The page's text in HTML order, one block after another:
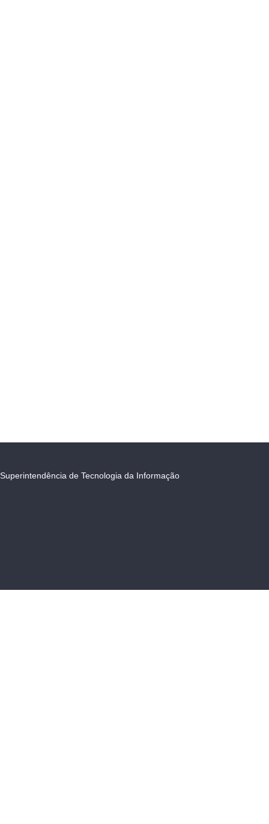
Superintendência de Tecnologia da Informação